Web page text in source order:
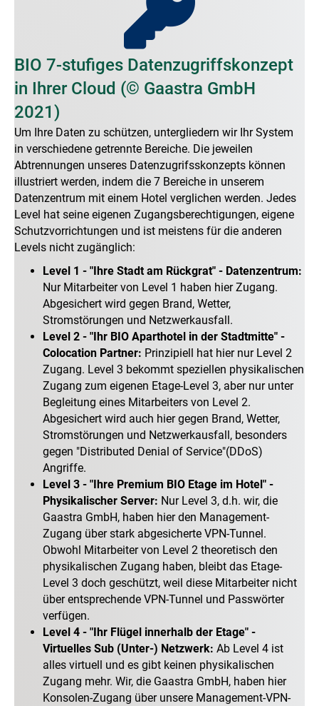
BIO 7-stufiges Datenzugriffskonzept
in Ihrer Cloud (© Gaastra GmbH
2021)
Um Ihre Daten zu schützen, untergliedern wir Ihr System
in verschiedene getrennte Bereiche. Die jeweilen
Abtrennungen unseres Datenzugrifsskonzepts können
illustriert werden, indem die 7 Bereiche in unserem
Datenzentrum mit einem Hotel verglichen werden. Jedes
Level hat seine eigenen Zugangsberechtigungen, eigene
Schutzvorrichtungen und ist meistens für die anderen
Levels nicht zugänglich:
Level 1 - "Ihre Stadt am Rückgrat" - Datenzentrum:
Nur Mitarbeiter von Level 1 haben hier Zugang.
Abgesichert wird gegen Brand, Wetter,
Stromstörungen und Netzwerkausfall.
Level 2 - "Ihr BIO Aparthotel in der Stadtmitte" -
Colocation Partner: Prinzipiell hat hier nur Level 2
Zugang. Level 3 bekommt speziellen physikalischen
Zugang zum eigenen Etage-Level 3, aber nur unter
Begleitung eines Mitarbeiters von Level 2.
Abgesichert wird auch hier gegen Brand, Wetter,
Stromstörungen und Netzwerkausfall, besonders
gegen "Distributed Denial of Service"(DDoS)
Angriffe.
Level 3 - "Ihre Premium BIO Etage im Hotel" -
Physikalischer Server: Nur Level 3, d.h. wir, die
Gaastra GmbH, haben hier den Management-
Zugang über stark abgesicherte VPN-Tunnel.
Obwohl Mitarbeiter von Level 2 theoretisch den
physikalischen Zugang haben, bleibt das Etage-
Level 3 doch geschützt, weil diese Mitarbeiter nicht
über entsprechende VPN-Tunnel und Passwörter
verfügen.
Level 4 - "Ihr Flügel innerhalb der Etage" -
Virtuelles Sub (Unter-) Netzwerk: Ab Level 4 ist
alles virtuell und es gibt keinen physikalischen
Zugang mehr. Wir, die Gaastra GmbH, haben hier
Konsolen-Zugang über unsere Management-VPN-